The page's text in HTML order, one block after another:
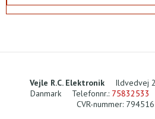
Vejle R.C. Elektronik Ildvedvej
Danmark
Telefonnr.: 75832533
CVR-nummer: